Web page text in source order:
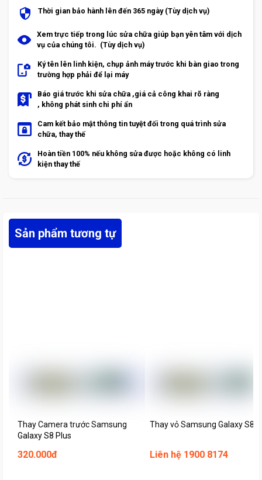
Thời gian bảo hành lên đến 365 ngày (Tùy dịch vụ)
Xem trực tiếp trong lúc sửa chữa giúp bạn yên tâm với dịch
vụ của chúng tôi. (Tùy dịch vụ)
Ký tên lên linh kiện, chụp ảnh máy trước khi bàn giao trong
trường hợp phải để lại máy
Báo giá trước khi sửa chữa ,giá cả công khai rõ ràng
, không phát sinh chi phí ẩn
Cam kết bảo mật thông tin tuyệt đối trong quá trình sửa
chữa, thay thế
Hoàn tiền 100% nếu không sửa được hoặc không có linh
kiện thay thế
Sản phẩm tương tự
Thay Camera trước Samsung
Galaxy S8 Plus
320.000đ
Thay vỏ Samsung Galaxy S8
Liên hệ 1900 8174